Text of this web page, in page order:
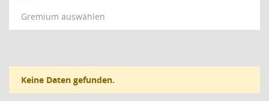
Gremium auswählen
Keine Daten gefunden.